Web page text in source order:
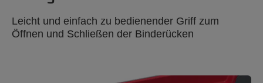
Leicht und einfach zu bedienender Griff zum
Öffnen und Schließen der Binderücken